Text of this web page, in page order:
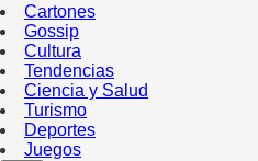
Cartones
Gossip
Cultura
Tendencias
Ciencia y Salud
Turismo
Deportes
Juegos